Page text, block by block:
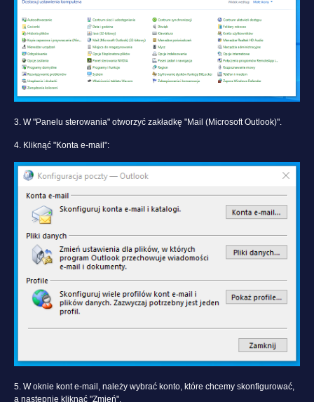
3. W "Panelu sterowania" otworzyć zakładkę "Mail (Microsoft Outlook)".
4. Kliknąć "Konta e-mail":
5. W oknie kont e-mail, należy wybrać konto, które chcemy skonfigurować,
a następnie kliknąć "Zmień".